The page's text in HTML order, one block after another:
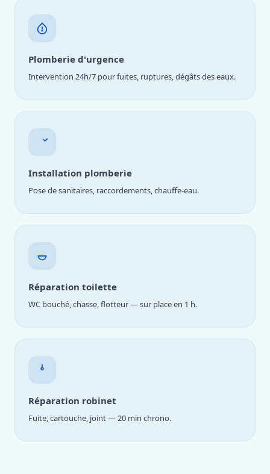
Plomberie d'urgence
Intervention 24h/7 pour fuites, ruptures, dégâts des eaux.
Installation plomberie
Pose de sanitaires, raccordements, chauffe-eau.
Réparation toilette
WC bouché, chasse, flotteur — sur place en 1 h.
Réparation robinet
Fuite, cartouche, joint — 20 min chrono.